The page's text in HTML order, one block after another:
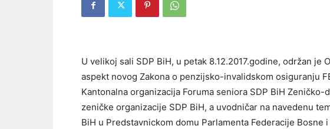
U velikoj sali SDP BiH, u petak 8.12.2017.godine, održan je
aspekt novog Zakona o penzijsko-invalidskom osiguranju
Kantonalna organizacija Foruma seniora SDP BiH
zeničke organizacije SDP BiH, a uvodničar na navedenu
BiH u Predstavnickom domu Parlamenta Federacije